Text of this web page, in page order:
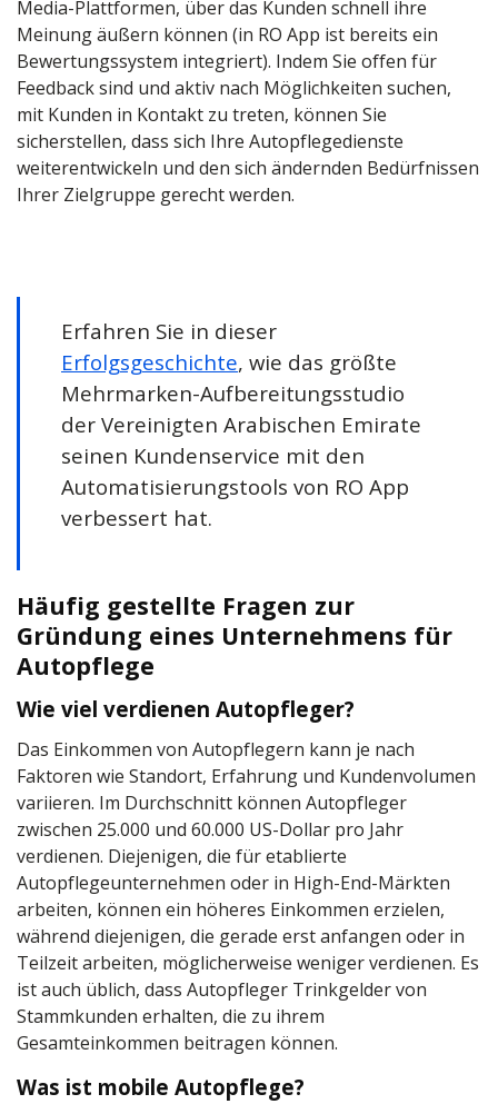
Media-Plattformen, über das Kunden schnell ihre
Meinung äußern können (in RO App ist bereits ein
Bewertungssystem integriert). Indem Sie offen für
Feedback sind und aktiv nach Möglichkeiten suchen,
mit Kunden in Kontakt zu treten, können Sie
sicherstellen, dass sich Ihre Autopflegedienste
weiterentwickeln und den sich ändernden Bedürfnissen
Ihrer Zielgruppe gerecht werden.
Erfahren Sie in dieser
Erfolgsgeschichte, wie das größte
Mehrmarken-Aufbereitungsstudio
der Vereinigten Arabischen Emirate
seinen Kundenservice mit den
Automatisierungstools von RO App
verbessert hat.
Häufig gestellte Fragen zur
Gründung eines Unternehmens für
Autopflege
Wie viel verdienen Autopfleger?
Das Einkommen von Autopflegern kann je nach
Faktoren wie Standort, Erfahrung und Kundenvolumen
variieren. Im Durchschnitt können Autopfleger
zwischen 25.000 und 60.000 US-Dollar pro Jahr
verdienen. Diejenigen, die für etablierte
Autopflegeunternehmen oder in High-End-Märkten
arbeiten, können ein höheres Einkommen erzielen,
während diejenigen, die gerade erst anfangen oder in
Teilzeit arbeiten, möglicherweise weniger verdienen. Es
ist auch üblich, dass Autopfleger Trinkgelder von
Stammkunden erhalten, die zu ihrem
Gesamteinkommen beitragen können.
Was ist mobile Autopflege?